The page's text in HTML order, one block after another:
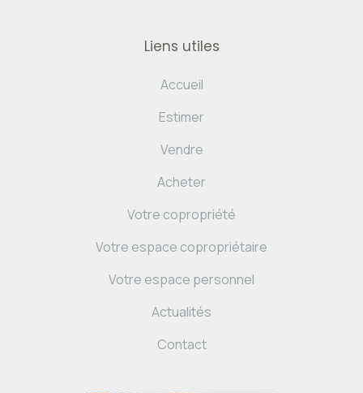
Liens utiles
Accueil
Estimer
Vendre
Acheter
Votre copropriété
Votre espace copropriétaire
Votre espace personnel
Actualités
Contact